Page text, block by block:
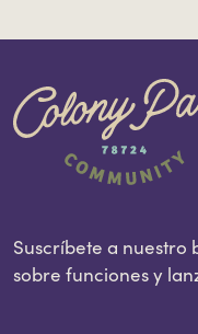
Suscríbete a
sobre funciones y